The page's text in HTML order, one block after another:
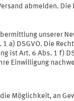
abmelden. Die
unserer
a) DSGVO. Die
ist Art. 6 Abs. 1 f)
Einwilligung
Möglichkeit, an